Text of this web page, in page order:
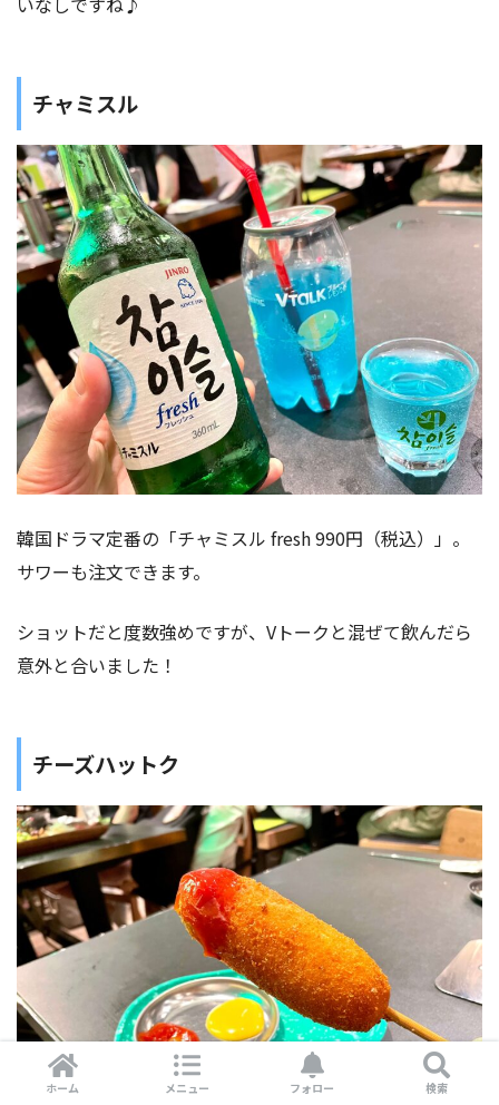
チャミスル
韓国ドラマ定番の「チャミスル fresh 990円（税込）」。
サワーも注文できます。
ショットだと度数強めですが、Vトークと混ぜて飲んだら
意外と合いました！
チーズハットク
ホーム メニュー フォロー 検索